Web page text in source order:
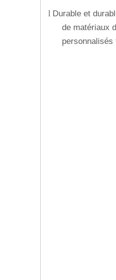
l Durable et
de matériaux
personnalisés